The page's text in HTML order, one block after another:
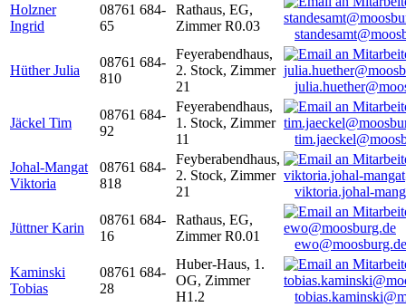
Holzner
Ingrid
08761 684-
65
Rathaus, EG,
Zimmer R0.03
Hüther Julia
08761 684-
810
Feyerabendhaus,
2. Stock, Zimmer
21
Jäckel Tim
08761 684-
92
Feyerabendhaus,
1. Stock, Zimmer
11
Johal-Mangat
Viktoria
08761 684-
818
Feyberabendhaus,
2. Stock, Zimmer
21
viktoria.johal-
Jüttner Karin
08761 684-
16
Rathaus, EG,
Zimmer R0.01
ewo@moosburg.de
Kaminski
Tobias
08761 684-
28
Huber-Haus, 1.
OG, Zimmer
H1.2